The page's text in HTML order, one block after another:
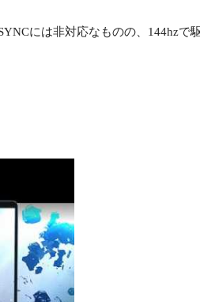
には非対応なものの、144hzで